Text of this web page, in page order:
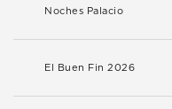
Noches Palacio
El Buen Fin 2026